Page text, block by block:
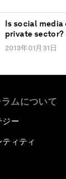
Is social
private sector?
2013年01月31日
ムについて
ジー
ィティ